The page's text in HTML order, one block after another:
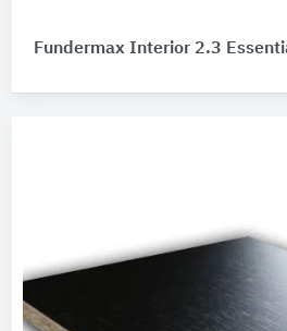
Fundermax Interior 2.3